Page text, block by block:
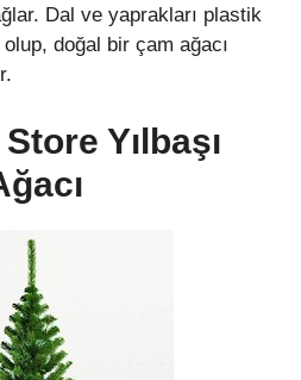
Dal ve yaprakları plastik
doğal bir çam ağacı
Yılbaşı